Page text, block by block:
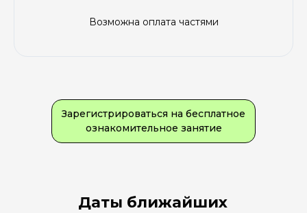
Возможна оплата частями
Зарегистрироваться на бесплатное
ознакомительное занятие
Даты ближайших